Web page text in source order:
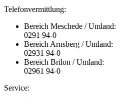
Telefonvermittlung:
Bereich Meschede / Umland:
0291 94-0
Bereich Arnsberg / Umland:
02931 94-0
Bereich Brilon / Umland:
02961 94-0
Service: